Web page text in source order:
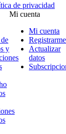
de privacidad
y
Mi cuenta
Mi cuenta
Registrarme
Actualizar
datos